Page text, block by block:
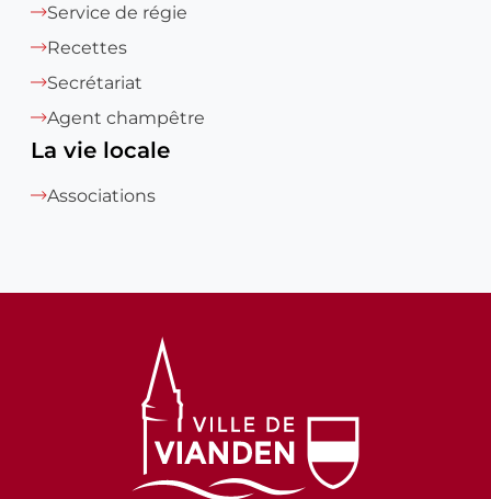
Service de régie
Recettes
Secrétariat
Agent champêtre
La vie locale
Associations